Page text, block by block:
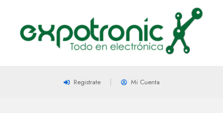
Registrate Mi Cuenta